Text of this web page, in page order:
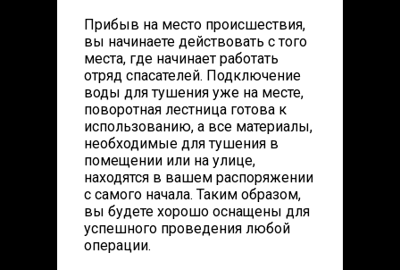
Прибыв на место происшествия,
вы начинаете действовать с того
места, где начинает работать
отряд спасателей. Подключение
воды для тушения уже на месте,
поворотная лестница готова к
использованию, а все материалы,
необходимые для тушения в
помещении или на улице,
находятся в вашем распоряжении
с самого начала. Таким образом,
вы будете хорошо оснащены для
успешного проведения любой
операции.